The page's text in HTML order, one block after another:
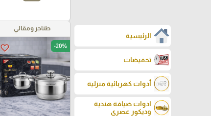
الرئيسية
تخفيضات
أدوات كهربائية منزلية
ادوات ضيافة هندية
وديكور عصري
طناجر ومقالي
favorite_border -20%